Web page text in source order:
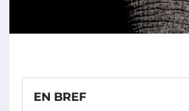
EN BREF